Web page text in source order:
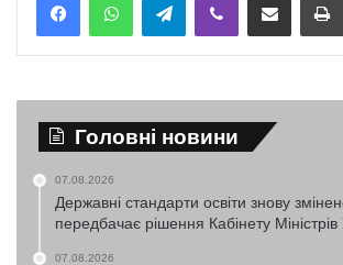
Головні новини
07.08.2026
Державні стандарти освіти знову
передбачає рішення Кабінету Міністрів
07.08.2026